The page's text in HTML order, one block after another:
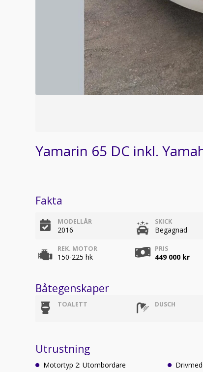
Yamarin 65 DC inkl.
Fakta
MODELLÅR
2016
SKICK
Begagnad
REK. MOTOR
150-225 hk
PRIS
449 000 kr
Båtegenskaper
TOALETT DUSCH
Utrustning
Motortyp 2: Utombordare